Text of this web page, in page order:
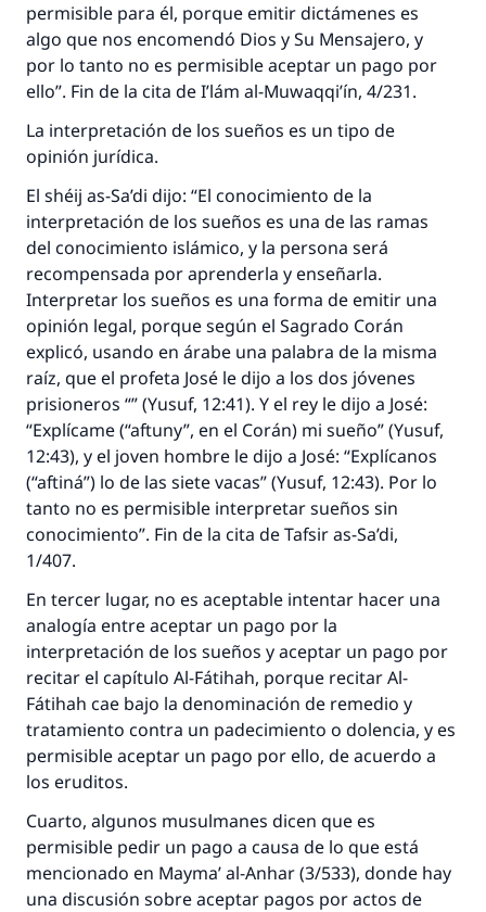
permisible para él, porque emitir dictámenes es
algo que nos encomendó Dios y Su Mensajero, y
por lo tanto no es permisible aceptar un pago por
ello”. Fin de la cita de I’lám al-Muwaqqi’ín, 4/231.
La interpretación de los sueños es un tipo de
opinión jurídica.
El shéij as-Sa’di dijo: “El conocimiento de la
interpretación de los sueños es una de las ramas
del conocimiento islámico, y la persona será
recompensada por aprenderla y enseñarla.
Interpretar los sueños es una forma de emitir una
opinión legal, porque según el Sagrado Corán
explicó, usando en árabe una palabra de la misma
raíz, que el profeta José le dijo a los dos jóvenes
prisioneros “” (Yusuf, 12:41). Y el rey le dijo a José:
“Explícame (“aftuny”, en el Corán) mi sueño” (Yusuf,
12:43), y el joven hombre le dijo a José: “Explícanos
(“aftiná”) lo de las siete vacas” (Yusuf, 12:43). Por lo
tanto no es permisible interpretar sueños sin
conocimiento”. Fin de la cita de Tafsir as-Sa’di,
1/407.
En tercer lugar, no es aceptable intentar hacer una
analogía entre aceptar un pago por la
interpretación de los sueños y aceptar un pago por
recitar el capítulo Al-Fátihah, porque recitar Al-
Fátihah cae bajo la denominación de remedio y
tratamiento contra un padecimiento o dolencia, y es
permisible aceptar un pago por ello, de acuerdo a
los eruditos.
Cuarto, algunos musulmanes dicen que es
permisible pedir un pago a causa de lo que está
mencionado en Mayma’ al-Anhar (3/533), donde hay
una discusión sobre aceptar pagos por actos de
La respuesta no. 110845 salvó un
matrimonio.
Desde la Q hasta la A, su contribución ayuda a
IslamQA.
Profeta ﷺ dijo:
"Una persona que orienta a otros a hacer el
bien obtendrá la misma recompensa que
aquellos que lo realicen."
(MUSLIM, 1893)
Contribuir